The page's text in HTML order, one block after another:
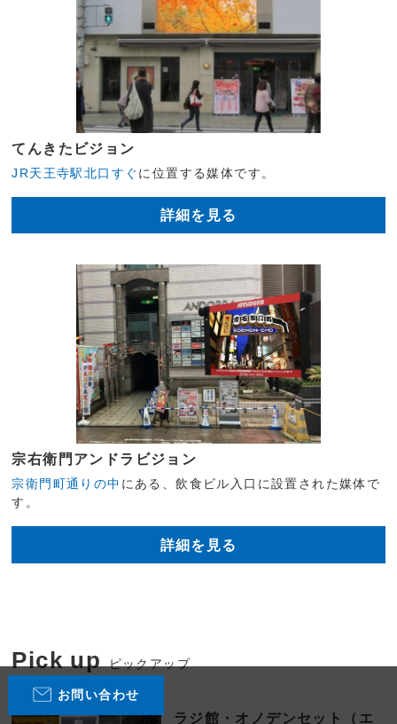
てんきたビジョン
JR天王寺駅北口すぐに位置する媒体です。
詳細を見る
宗右衛門アンドラビジョン
宗衛門町通りの中 にある、飲食ビル入口に設置された媒体で
す。
詳細を見る
Pick upピックアップ
ラジ館・オノデンセット（エ
お問い合わせ